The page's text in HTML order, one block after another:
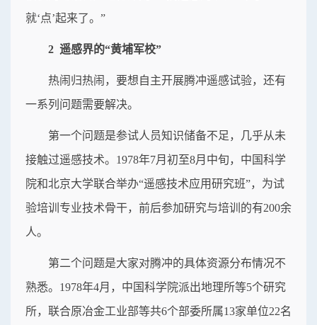
就‘点’起来了。”
2 遥感界的“黄埔军校”
热闹归热闹，要想自主开展腾冲遥感试验，还有
一系列问题需要解决。
第一个问题是参试人员知识储备不足，几乎从未
接触过遥感技术。1978年7月初至8月中旬，中国科学
院和北京大学联合举办“遥感技术应用研究班”，为试
验培训专业技术骨干，前后参加研究与培训的有200余
人。
第二个问题是大家对腾冲的具体资源分布情况不
熟悉。1978年4月，中国科学院派出地理所等5个研究
所，联合原冶金工业部等共6个部委所属13家单位22名